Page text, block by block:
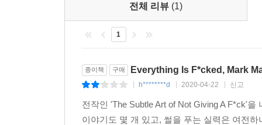
전체 리뷰 (1)
1
종이책 구매 Everything Is F*cked, Mark
h********d 2020-04-22 신고
전작인 'The Subtle Art of Not Giving A F*ck'
이야기도 몇 개 있고, 썰을 푸는 실력은 여전